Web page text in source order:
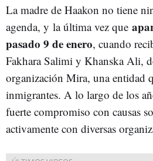
La madre de Haakon no tiene
agenda, y la última vez que
pasado 9 de enero, cuando
Fakhara Salimi y Khanska Ali,
organización Mira, una entidad
inmigrantes. A lo largo de los
fuerte compromiso con causas
activamente con diversas